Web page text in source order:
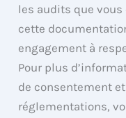
les audits que vous
cette
engagement à
Pour plus
de consentement
réglementations,